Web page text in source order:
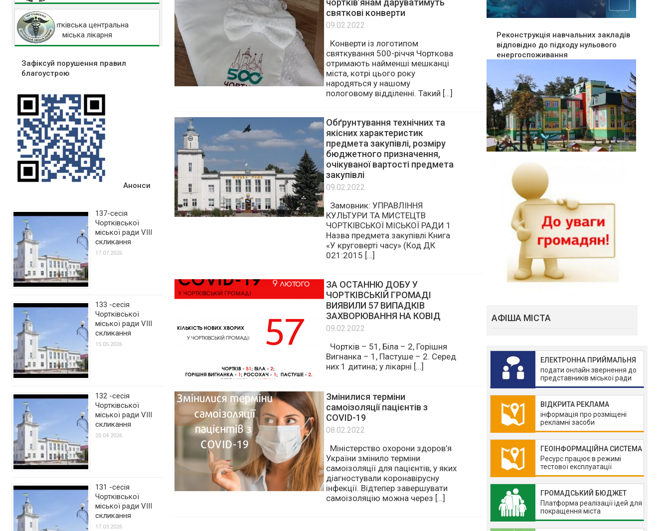
Чортківська центральна
міська лікарня
Зафіксуй порушення правил
благоустрою
Анонси
137-сесія
Чортківської
міської ради VIII
скликання
17.07.2026
133 -сесія
Чортківської
міської ради VIII
скликання
15.05.2026
132 -сесія
Чортківської
міської ради VIII
скликання
20.04.2026
131 -сесія
Чортківської
міської ради VIII
скликання
17.03.2026
Новонародженим
чортків’янам даруватимуть
святкові конверти
09.02.2022
Конверти із логотипом
святкування 500-річчя Чорткова
отримають найменші мешканці
пологовому відділенні. Такий […]
Обґрунтування технічних та
якісних характеристик
предмета закупівлі, розміру
бюджетного призначення,
очікуваної вартості предмета
закупівлі
09.02.2022
Замовник: УПРАВЛІННЯ
КУЛЬТУРИ ТА МИСТЕЦТВ
ЧОРТКІВСЬКОЇ МІСЬКОЇ РАДИ 1
021:2015 […]
ЗА ОСТАННЮ ДОБУ У
ЧОРТКІВСЬКІЙ ГРОМАДІ
ВИЯВИЛИ 57 ВИПАДКІВ
ЗАХВОРЮВАННЯ НА КОВІД
09.02.2022
них 1 дитина; у лікарні […]
Змінилися терміни
самоізоляції пацієнтів з
COVID-19
08.02.2022
Міністерство охорони здоров’я
України змінило терміни
самоізоляції для пацієнтів, у яких
Реконструкція навчальних закладів
відповідно до підходу нульового
енергоспоживання
АФІША МІСТА
ЕЛЕКТРОННА ПРИЙМАЛЬНЯ
подати онлайн звернення до
представників міської ради
ВІДКРИТА РЕКЛАМА
інформація про розміщені
рекламні засоби
ГЕОІНФОРМАЦІЙНА СИСТЕМА
Ресурс працює в режимі
тестової експлуатації
ГРОМАДСЬКИЙ БЮДЖЕТ
Платформа реалізації ідей для
покращення міста